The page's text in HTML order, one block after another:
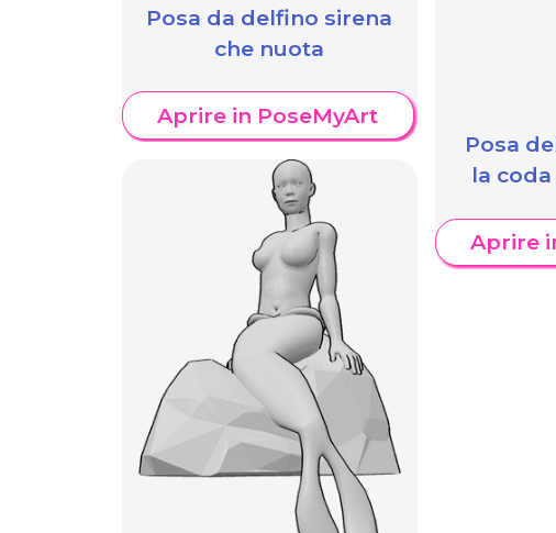
Posa da delfino sirena
che nuota
Aprire in PoseMyArt
Posa
la
Aprire